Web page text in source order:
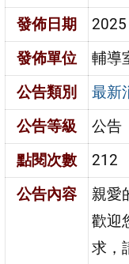
發佈日期
發佈單位
輔導
公告類別
最新
公告等級
公告
點閱次數
212
公告內容
親愛
歡迎
求，